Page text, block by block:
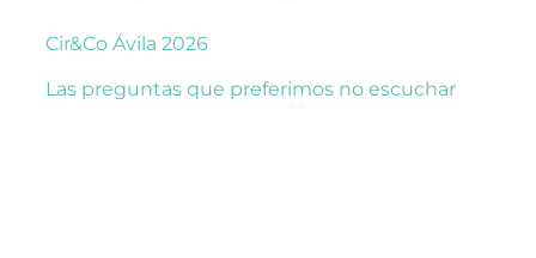
Cir&Co Ávila 2026
Las preguntas que preferimos no escuchar